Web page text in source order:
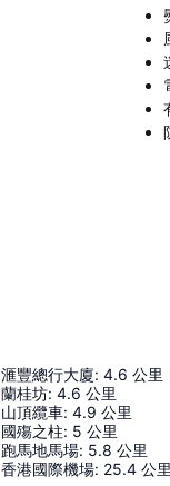
滙豐總行大廈: 4.6 公里
蘭桂坊: 4.6 公里
山頂纜車: 4.9 公里
國殤之柱: 5 公里
跑馬地馬場: 5.8 公里
香港國際機場: 25.4 公里